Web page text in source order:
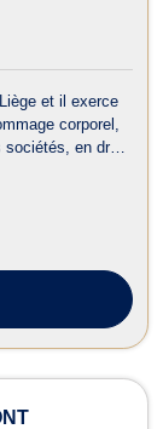
et il exerce
corporel,
en droit